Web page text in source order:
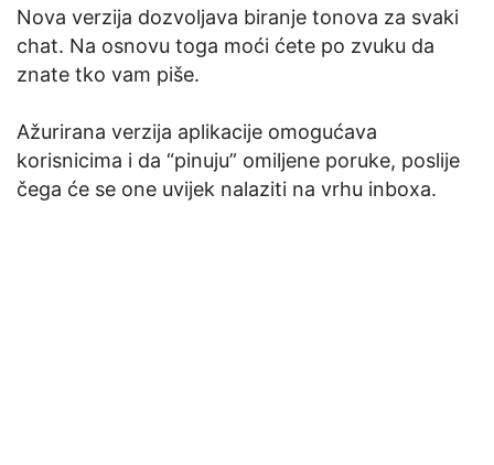
Nova verzija dozvoljava biranje tonova za svaki
chat. Na osnovu toga moći ćete po zvuku da
znate tko vam piše.
Ažurirana verzija aplikacije omogućava
korisnicima i da “pinuju” omiljene poruke, poslije
čega će se one uvijek nalaziti na vrhu inboxa.